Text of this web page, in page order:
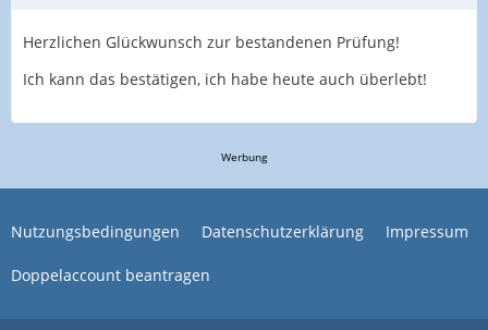
Herzlichen Glückwunsch zur bestandenen Prüfung!
Ich kann das bestätigen, ich habe heute auch überlebt!
Werbung
Nutzungsbedingungen Datenschutzerklärung Impressum
Doppelaccount beantragen